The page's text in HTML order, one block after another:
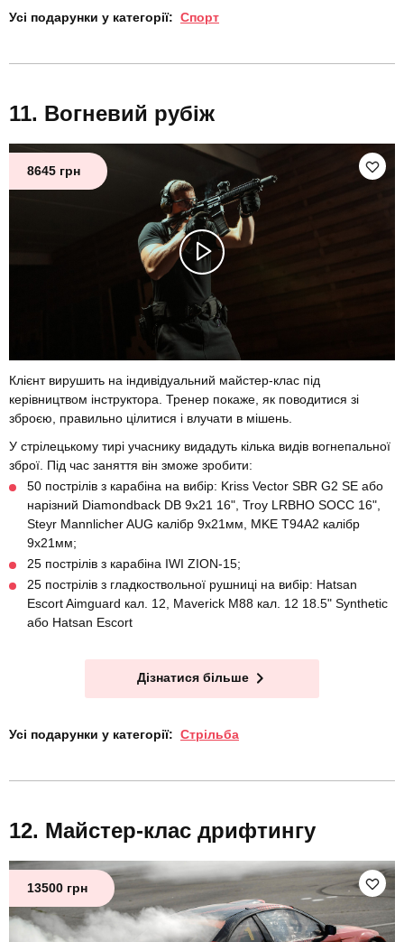
Усі подарунки у категорії: Спорт
Вогневий рубіж
8645 грн
Клієнт вирушить на індивідуальний майстер-клас під
керівництвом інструктора. Тренер покаже, як поводитися зі
зброєю, правильно цілитися і влучати в мішень.
У стрілецькому тирі учаснику видадуть кілька видів вогнепальної
зброї. Під час заняття він зможе зробити:
50 пострілів з карабіна на вибір: Kriss Vector SBR G2 SE або
нарізний Diamondback DB 9x21 16", Troy LRBHO SOCC 16",
Steyr Mannlicher AUG калібр 9х21мм, MKE T94A2 калібр
9х21мм;
25 пострілів з карабіна IWI ZION-15;
25 пострілів з гладкоствольної рушниці на вибір: Hatsan
Escort Aimguard кал. 12, Maverick M88 кал. 12 18.5" Synthetic
або Hatsan Escort
Дізнатися більше
Усі подарунки у категорії: Стрільба
Майстер-клас дрифтингу
13500 грн